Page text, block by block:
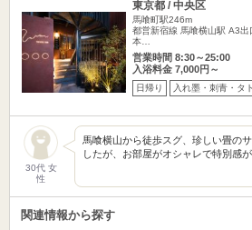
東京都 / 中央区
馬喰町駅246m
都営新宿線 馬喰横山駅 A3
本…
営業時間 8:30～25:00
入浴料金 7,000円～
日帰り 入れ墨・刺青・タ
30代 女
性
馬喰横山から徒歩スグ、珍しい畳の
したが、お部屋がオシャレで特別感
関連情報から探す